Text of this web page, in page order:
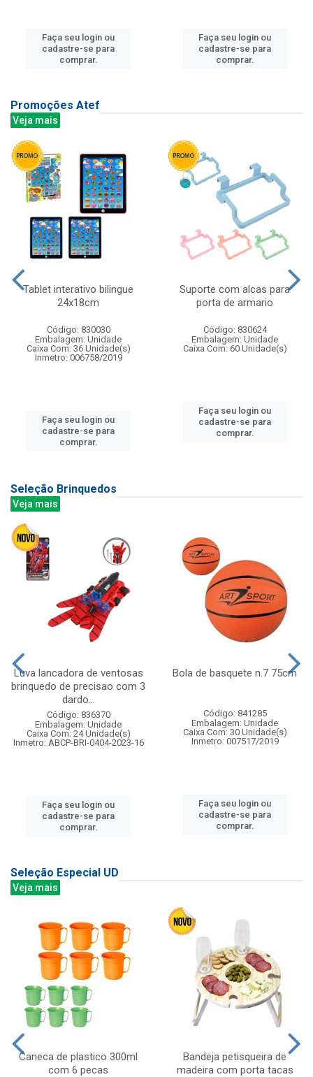
Faça seu login ou
cadastre-se para
comprar.
Faça seu login ou
cadastre-se para
comprar.
Promoções Atef
Veja mais
Tablet interativo bilingue
24x18cm
Código: 830030
Embalagem: Unidade
Caixa Com: 36 Unidade(s)
Inmetro: 006758/2019
Faça seu login ou
cadastre-se para
comprar.
Suporte com alcas para
porta de armario
Código: 830624
Embalagem: Unidade
Caixa Com: 60 Unidade(s)
Faça seu login ou
cadastre-se para
comprar.
Seleção Brinquedos
Veja mais
Luva lancadora de ventosas
brinquedo de precisao com 3
dardo...
Código: 836370
Embalagem: Unidade
Caixa Com: 24 Unidade(s)
Inmetro: ABCP-BRI-0404-2023-16
Faça seu login ou
cadastre-se para
comprar.
Bola de basquete n.7 75cm
Código: 841285
Embalagem: Unidade
Caixa Com: 30 Unidade(s)
Inmetro: 007517/2019
Faça seu login ou
cadastre-se para
comprar.
Seleção Especial UD
Veja mais
Caneca de plastico 300ml
com 6 pecas
Bandeja petisqueira de
madeira com porta tacas